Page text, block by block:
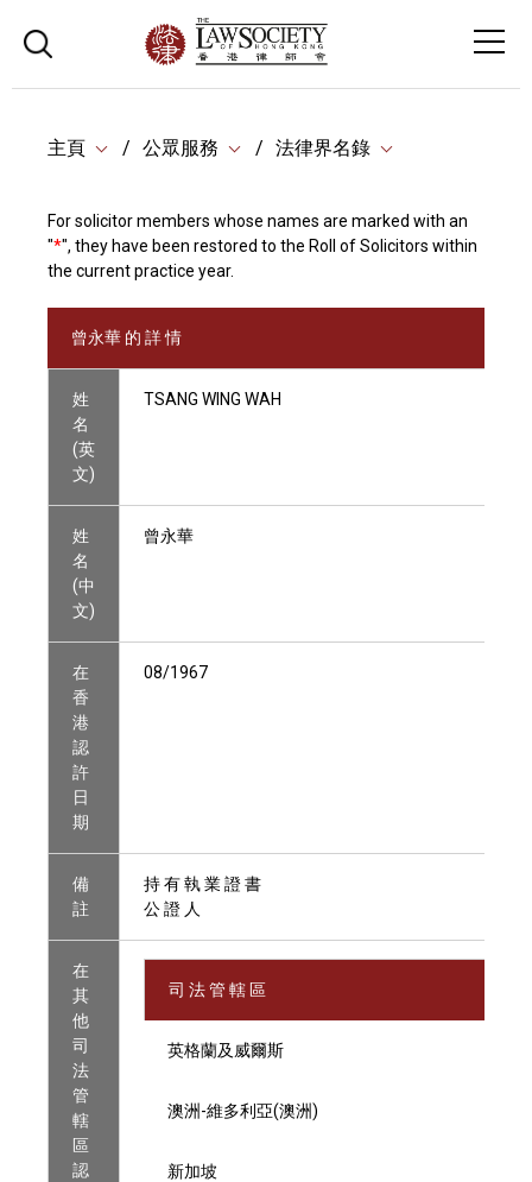
主頁 公眾服務 法律界名錄
For solicitor members whose names are marked with an
"*", they have been restored to the Roll of Solicitors within
the current practice year.
曾永華 的 詳 情
姓
名
(英
文)
TSANG WING WAH
姓
名
(中
文)
曾永華
在
香
港
認
許
日
期
08/1967
備
註
持 有 執 業 證 書
公 證 人
在
其
他
司
法
管
轄
區
認
司 法 管 轄 區
英格蘭及威爾斯
澳洲-維多利亞(澳洲)
新加坡